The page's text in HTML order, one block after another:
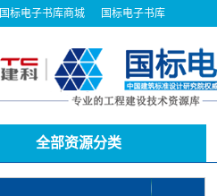
国标电子书库商城 国标电子书库
全部资源分类